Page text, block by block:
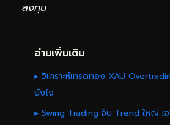
ลงทุน
อ่านเพิ่มเติม
▸ วิเคราะห์เทรดทอง XAU
ยังไง
▸ Swing Trading จับ Trend ใหญ่ เจ